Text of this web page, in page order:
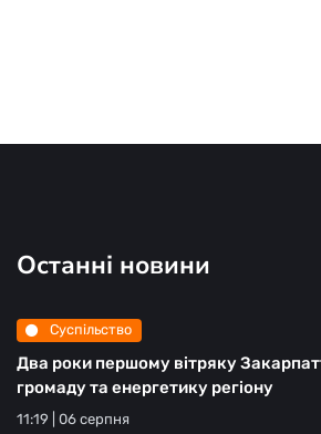
Останні новини
Суспільство
Два роки першому вітряку
громаду та енергетику регіону
11:19 | 06 серпня